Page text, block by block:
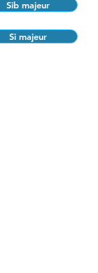
Sib majeur
Si majeur